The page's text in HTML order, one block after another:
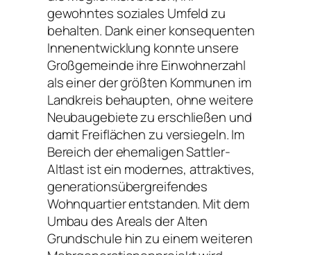
gewohntes soziales Umfeld zu
behalten. Dank einer konsequenten
Innenentwicklung konnte unsere
Großgemeinde ihre Einwohnerzahl
als einer der größten Kommunen im
Landkreis behaupten, ohne weitere
Neubaugebiete zu erschließen und
damit Freiflächen zu versiegeln. Im
Bereich der ehemaligen Sattler-
Altlast ist ein modernes, attraktives,
generationsübergreifendes
Wohnquartier entstanden. Mit dem
Umbau des Areals der Alten
Grundschule hin zu einem weiteren